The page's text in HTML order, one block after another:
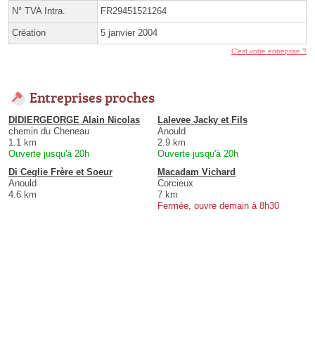
N° TVA Intra. FR29451521264
Création 5 janvier 2004
C'est votre entreprise ?
Entreprises proches
DIDIERGEORGE Alain Nicolas
chemin du Cheneau
1.1 km
Ouverte jusqu'à 20h
Lalevee Jacky et Fils
Anould
2.9 km
Ouverte jusqu'à 20h
Di Ceglie Frère et Soeur
Anould
4.6 km
Macadam Vichard
Corcieux
7 km
Fermée, ouvre demain à 8h30